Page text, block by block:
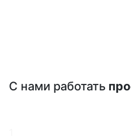
С нами работать